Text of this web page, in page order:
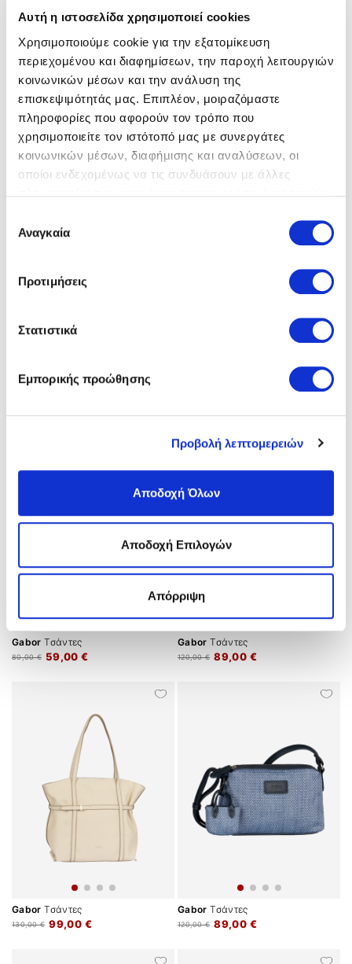
Αυτή η ιστοσελίδα χρησιμοποιεί cookies
Χρησιμοποιούμε cookie για την εξατομίκευση
περιεχομένου και διαφημίσεων, την παροχή λειτουργιών
κοινωνικών μέσων και την ανάλυση της
επισκεψιμότητάς μας. Επιπλέον, μοιραζόμαστε
πληροφορίες που αφορούν τον τρόπο που
χρησιμοποιείτε τον ιστότοπό μας με συνεργάτες
κοινωνικών μέσων, διαφήμισης και αναλύσεων, οι
οποίοι ενδεχομένως να τις συνδυάσουν με άλλες
των υπηρεσιών τους.
συγκατάθεσης
Αναγκαία
Προτιμήσεις
Στατιστικά
Εμπορικής προώθησης
Προβολή λεπτομερειών
Αποδοχή Όλων
Αποδοχή Επιλογών
Απόρριψη
Τσάντες
89,00 €
120,00 €
Gabor Τσάντες
89,00 €
120,00 €
GaborΤσάντες
99,00 €
Gabor Τσάντες
59,00 €
80,00 €
Gabor Τσάντες
89,00 €
120,00 €
Gabor Τσάντες
99,00 €
130,00 €
Gabor Τσάντες
89,00 €
120,00 €